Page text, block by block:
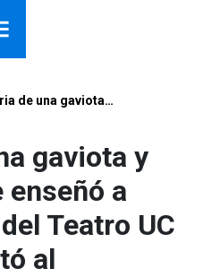
de una gaviota…
gaviota y
enseñó a
Teatro UC
al